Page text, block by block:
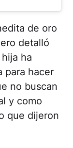
de oro
detalló
ha
para hacer
no buscan
y como
que dijeron